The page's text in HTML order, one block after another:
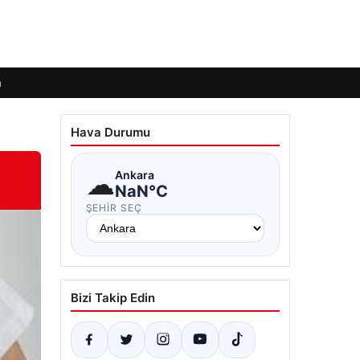
Hava Durumu
☁Ankara
NaN°C
ŞEHIR SEÇ
Bizi Takip Edin